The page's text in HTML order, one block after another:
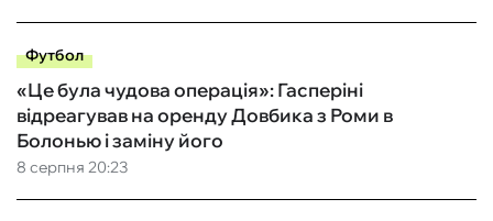
Футбол
8 серпня 20:23
«Це була чудова операція»: Гасперіні
відреагував на оренду Довбика з Роми в
Болонью і заміну його